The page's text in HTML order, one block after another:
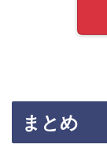
まとめ